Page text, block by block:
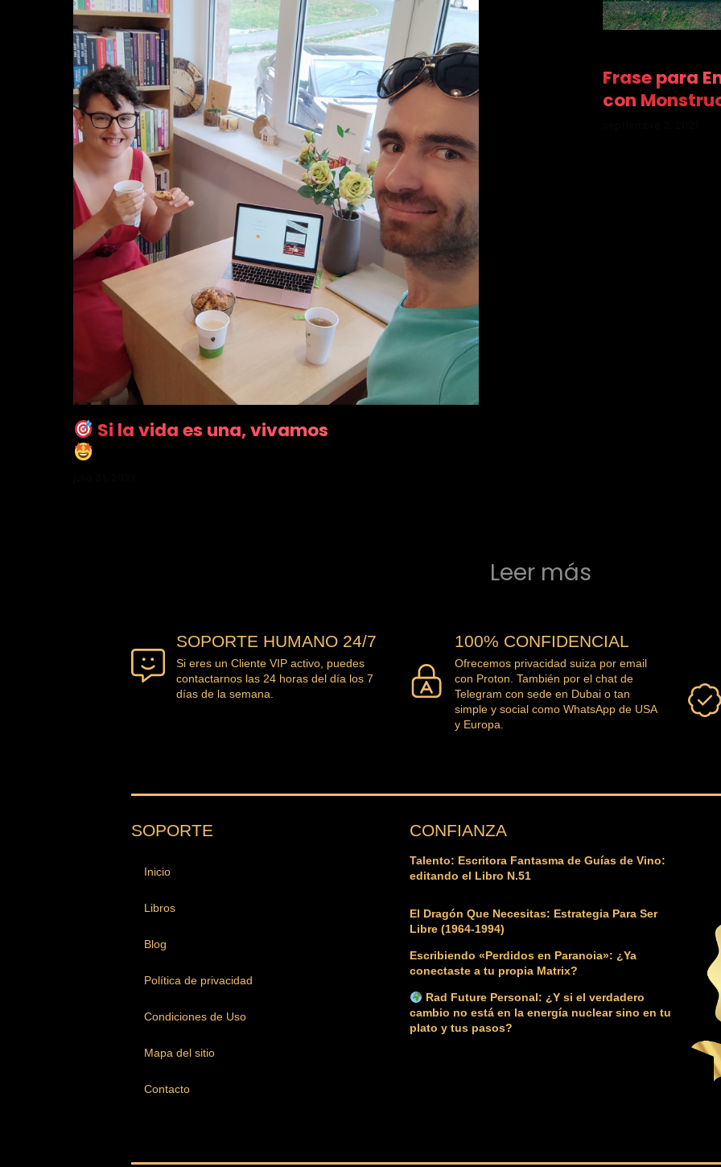
Frase para
con
Si la vida es una, vivamos
Leer más
SOPORTE HUMANO 24/7
Si eres un Cliente VIP activo, puedes
contactarnos las 24 horas del día los 7
días de la semana.
100% CONFIDENCIAL
Ofrecemos privacidad suiza por email
con Proton. También por el chat de
Telegram con sede en Dubai o tan
simple y social como WhatsApp de USA
y Europa.
SOPORTE
Inicio
Libros
Blog
Política de privacidad
Condiciones de Uso
Mapa del sitio
Contacto
CONFIANZA
Talento: Escritora Fantasma de Guías de Vino:
editando el Libro N.51
El Dragón Que Necesitas: Estrategia Para Ser
Libre (1964-1994)
Escribiendo «Perdidos en Paranoia»: ¿Ya
conectaste a tu propia Matrix?
Rad Future Personal: ¿Y si el verdadero
cambio no está en la energía nuclear sino en tu
plato y tus pasos?